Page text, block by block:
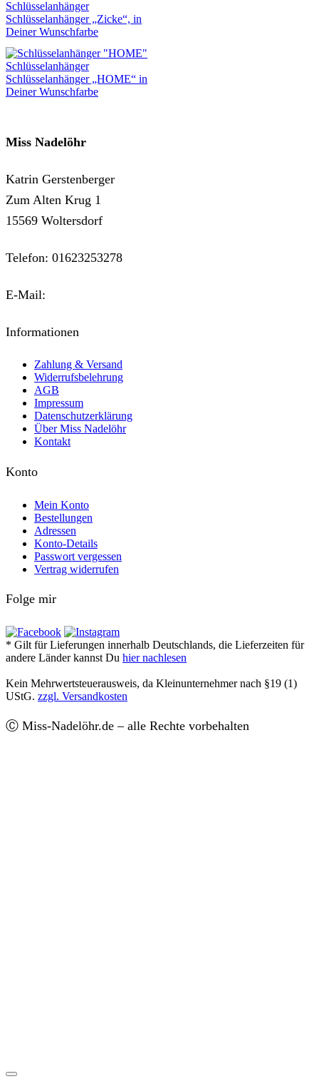
Schlüsselanhänger
Schlüsselanhänger „Zicke“, in
Deiner Wunschfarbe
Schlüsselanhänger
Schlüsselanhänger „HOME“ in
Deiner Wunschfarbe
Miss Nadelöhr
Katrin Gerstenberger
Zum Alten Krug 1
15569 Woltersdorf
Telefon: 01623253278
E-Mail:
Informationen
Zahlung & Versand
Widerrufsbelehrung
AGB
Impressum
Datenschutzerklärung
Über Miss Nadelöhr
Kontakt
Konto
Mein Konto
Bestellungen
Adressen
Konto-Details
Passwort vergessen
Vertrag widerrufen
Folge mir
* Gilt für Lieferungen innerhalb Deutschlands, die Lieferzeiten für
andere Länder kannst Du hier nachlesen
Kein Mehrwertsteuerausweis, da Kleinunternehmer nach §19 (1)
UStG. zzgl. Versandkosten
Ⓒ Miss-Nadelöhr.de – alle Rechte vorbehalten